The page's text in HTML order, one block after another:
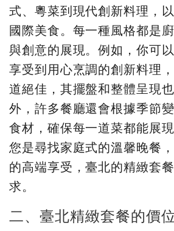
式、粵菜到現代創新料理，
國際美食。每一種風格都是
與創意的展現。例如，你可
享受到用心烹調的創新料理
道絕佳，其擺盤和整體呈現
外，許多餐廳還會根據季節
食材，確保每一道菜都能展
您是尋找家庭式的溫馨晚餐
的高端享受，臺北的精緻套
求。
二、臺北精緻套餐的價